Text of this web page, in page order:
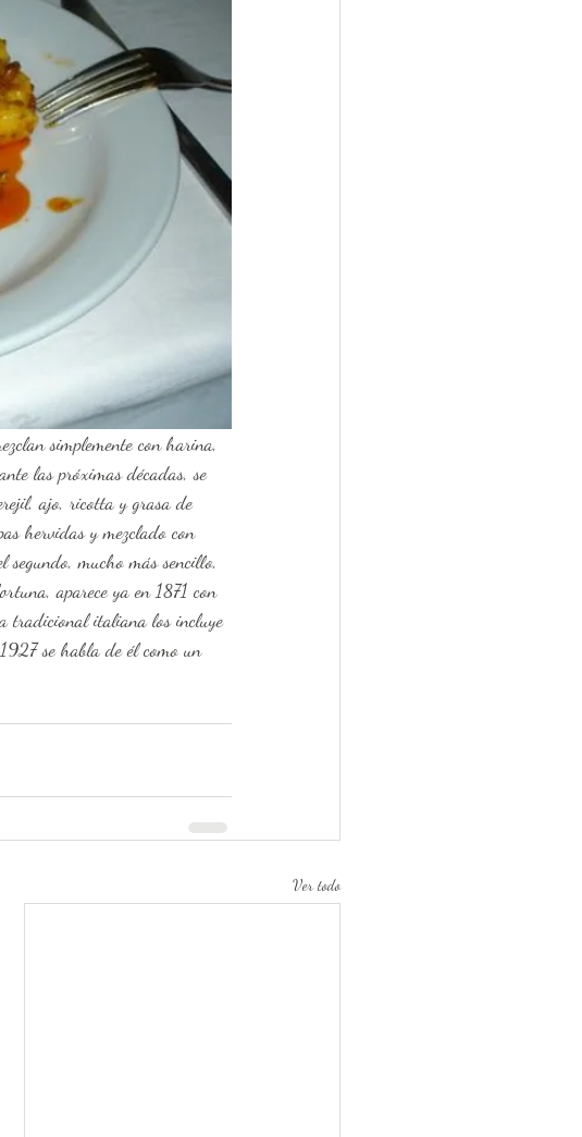
las próximas décadas, se
ajo, ricotta y grasa de
hervidas y mezclado con
mucho más sencillo,
aparece ya en 1871 con
tradicional italiana los incluye
se habla de él como un
Ver todo